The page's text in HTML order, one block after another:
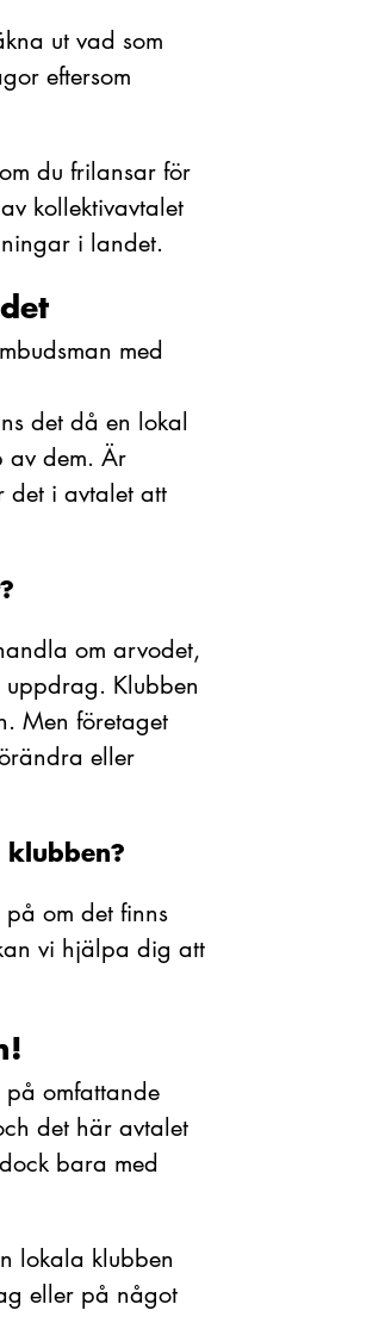
ut vad som
eftersom
du frilansar för
kollektivavtalet
i landet.
med
det då en lokal
av dem. Är
det i avtalet att
om arvodet,
Klubben
Men företaget
eller
om det finns
vi hjälpa dig att
omfattande
det här avtalet
bara med
lokala klubben
eller på något